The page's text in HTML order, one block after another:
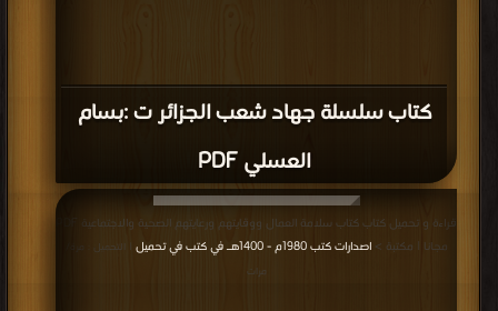
كتاب سلسلة جهاد شعب الجزائر ت :بسام
العسلي PDF
مجانا | مكتبة >اصدارات كتب 1980م - 1400هـ في كتب في تحميل
| التحميل : مرة/
مرات